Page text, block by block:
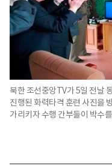
북한 조선중앙TV가 5일 전날
진행된 화력타격 훈련 사진을
가리키자 수행 간부들이 박수